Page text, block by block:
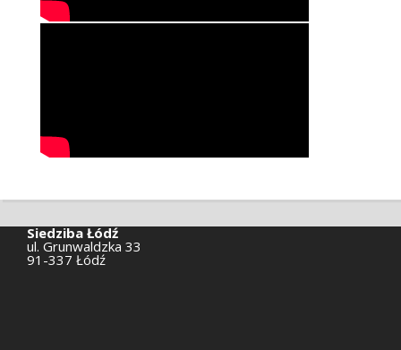
Siedziba Łódź
ul. Grunwaldzka 33
91-337 Łódź